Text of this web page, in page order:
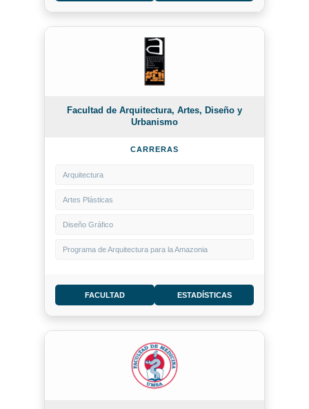
Facultad de Arquitectura, Artes, Diseño y
Urbanismo
CARRERAS
Arquitectura
Artes Plásticas
Diseño Gráfico
Programa de Arquitectura para la Amazonia
FACULTAD ESTADÍSTICAS